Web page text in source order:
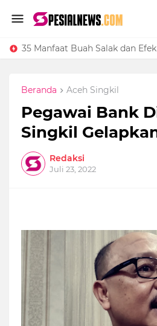
Beranda Aceh Singkil
Pegawai Bank
Singkil
Redaksi
Juli 23, 2022